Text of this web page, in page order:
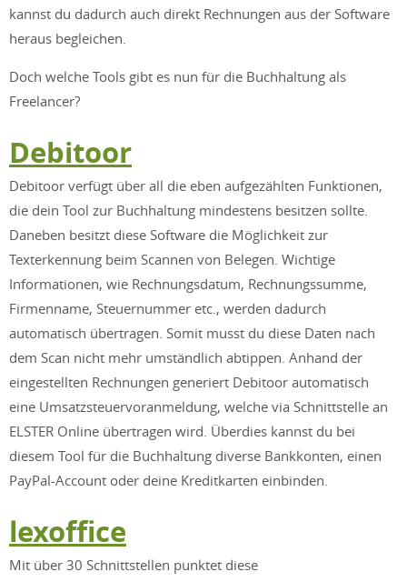
kannst du dadurch auch direkt Rechnungen aus der Software
heraus begleichen.
Doch welche Tools gibt es nun für die Buchhaltung als
Freelancer?
Debitoor
Debitoor verfügt über all die eben aufgezählten Funktionen,
die dein Tool zur Buchhaltung mindestens besitzen sollte.
Daneben besitzt diese Software die Möglichkeit zur
Texterkennung beim Scannen von Belegen. Wichtige
Informationen, wie Rechnungsdatum, Rechnungssumme,
Firmenname, Steuernummer etc., werden dadurch
automatisch übertragen. Somit musst du diese Daten nach
dem Scan nicht mehr umständlich abtippen. Anhand der
eingestellten Rechnungen generiert Debitoor automatisch
eine Umsatzsteuervoranmeldung, welche via Schnittstelle an
ELSTER Online übertragen wird. Überdies kannst du bei
diesem Tool für die Buchhaltung diverse Bankkonten, einen
PayPal-Account oder deine Kreditkarten einbinden.
lexoffice
Mit über 30 Schnittstellen punktet diese